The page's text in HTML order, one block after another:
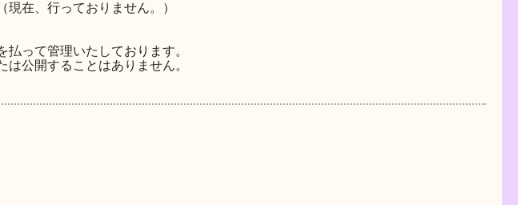
在、行っておりません。）
って管理いたしております。
公開することはありません。